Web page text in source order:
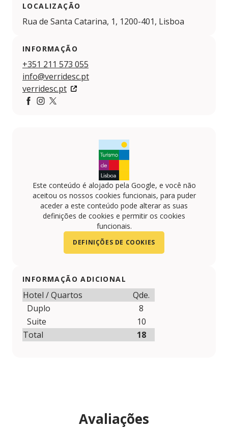
LOCALIZAÇÃO
Rua de Santa Catarina, 1, 1200-401, Lisboa
INFORMAÇÃO
+351 211 573 055
info@verridesc.pt
verridesc.pt
Este conteúdo é alojado pela Google, e você não
aceitou os nossos cookies funcionais, para puder
aceder a este conteúdo pode alterar as suas
definições de cookies e permitir os cookies
funcionais.
DEFINIÇÕES DE COOKIES
INFORMAÇÃO ADICIONAL
Hotel / Quartos
Qde.
Duplo
8
Suite
10
Total
18
Avaliações